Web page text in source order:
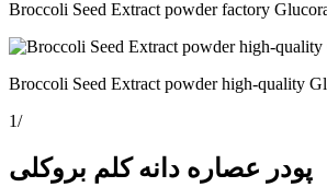
Broccoli Seed Extract powder factory
Broccoli Seed Extract powder high-quality
1/
پودر عصاره دانه کلم بروکلی